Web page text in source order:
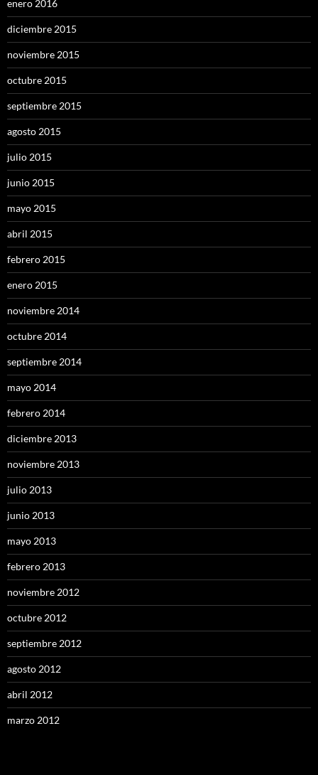
enero 2016
diciembre 2015
noviembre 2015
octubre 2015
septiembre 2015
agosto 2015
julio 2015
junio 2015
mayo 2015
abril 2015
febrero 2015
enero 2015
noviembre 2014
octubre 2014
septiembre 2014
mayo 2014
febrero 2014
diciembre 2013
noviembre 2013
julio 2013
junio 2013
mayo 2013
febrero 2013
noviembre 2012
octubre 2012
septiembre 2012
agosto 2012
abril 2012
marzo 2012